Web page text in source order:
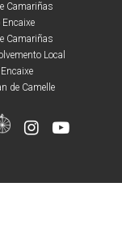
Camariñas
Camariñas
Local
de Camelle